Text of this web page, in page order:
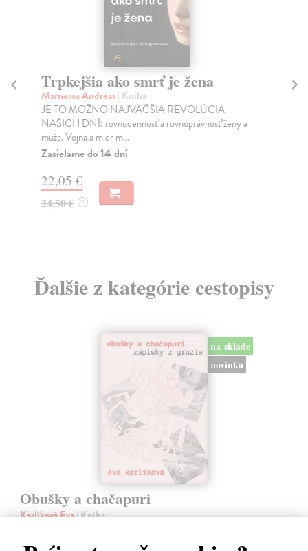
Trpkejšia ako smrť je žena
Marneros Andreas| Kniha
JE TO MOŽNO NAJVÄČŠIA REVOLÚCIA
NAŠICH DNÍ: rovnocennosť a rovnoprávnosť ženy a
muža. Vojna a mier m...
Zasielame do 14 dní
22,05 €
24,50 € ?
Ďalšie z kategórie cestopisy
na sklade
novinka
Obušky a chačapuri
Karlíková Eva| Kniha
Gruzie v přelomovém období 2024–2025, kdy se mladá demokracie